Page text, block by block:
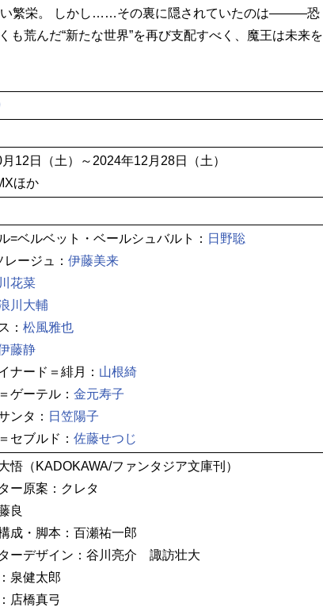
い繁栄。 しかし……その裏に隠されていたのは―――恐
も荒んだ“新たな世界”を再び支配すべく、魔王は未来を
12日（土）～2024年12月28日（土）
ほか
=ベルベット・ベールシュバルト： 日野聡
ージュ： 伊藤美来
花菜
川大輔
： 松風雅也
藤静
ナード＝緋月： 山根綺
ゲーテル： 金元寿子
ンタ： 日笠陽子
セブルド： 佐藤せつじ
悟（KADOKAWA/ファンタジア文庫刊）
ー原案：クレタ
良
成・脚本：百瀬祐一郎
ーデザイン：谷川亮介 諏訪壮大
泉健太郎
店橋真弓